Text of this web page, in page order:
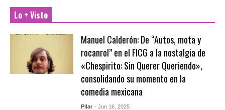
Lo + Visto
Manuel Calderón: De “Autos, mota y
rocanrol” en el FICG a la nostalgia de
«Chespirito: Sin Querer Queriendo»,
consolidando su momento en la
comedia mexicana
Pilar - Jun 16, 2025